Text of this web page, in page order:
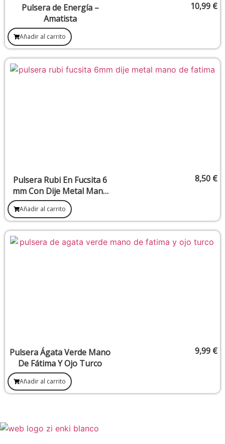
Pulsera de Energía –
Amatista
10,99 €
Añadir al carrito
Pulsera Rubi En Fucsita 6
mm Con Dije Metal Mano
De Fatima
8,50 €
Añadir al carrito
Pulsera Ágata Verde Mano
De Fátima Y Ojo Turco
9,99 €
Añadir al carrito